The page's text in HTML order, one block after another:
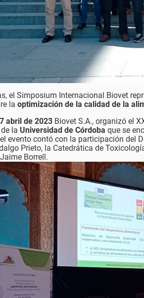
el Simposium Internacional Biovet
la optimización de la calidad de la
abril de 2023 Biovet S.A., organizó el
la Universidad de Córdoba que se
evento contó con la participación del
Prieto, la Catedrática de
Borrell.